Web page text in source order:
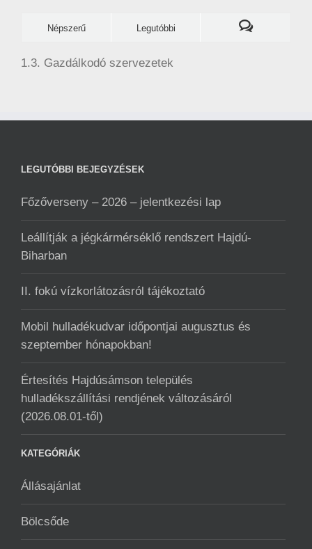
Népszerű Legutóbbi
1.3. Gazdálkodó szervezetek
LEGUTÓBBI BEJEGYZÉSEK
Főzőverseny – 2026 – jelentkezési lap
Leállítják a jégkármérséklő rendszert Hajdú-
Biharban
II. fokú vízkorlátozásról tájékoztató
Mobil hulladékudvar ️időpontjai augusztus és
szeptember hónapokban!
Értesítés Hajdúsámson település
hulladékszállítási rendjének változásáról
(2026.08.01-től)
KATEGÓRIÁK
Állásajánlat
Bölcsőde